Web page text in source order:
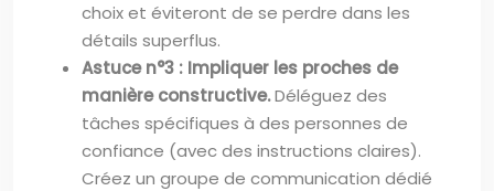
choix et éviteront de se perdre dans les
détails superflus.
Astuce n°3 : Impliquer les proches de
manière constructive.Déléguez des
tâches spécifiques à des personnes de
confiance (avec des instructions claires).
Créez un groupe de communication dédié